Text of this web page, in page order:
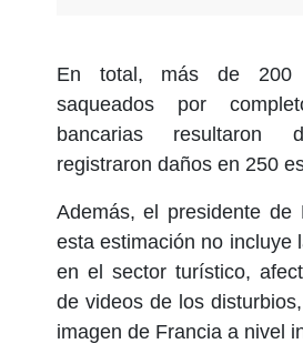
En total, más de 200
saqueados por
bancarias resultaron
registraron daños en 250
Además, el presidente de
esta estimación no incluye
en el sector turístico,
de videos de los
imagen de Francia a nivel